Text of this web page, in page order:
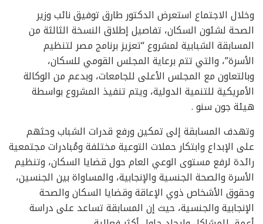
وخلال الاجتماع استعرض الدكتور طارق توفيق نائب وزير
الصحة لشئون السكان، تفاصيل إطلاق النسخة الثالثة من
المسابقة الشبابية لمشروع “تعزيز برنامج مصر لتنظيم
الأسرة”، والتي تتم برعاية المجلس القومي للسكان،
وبالتعاون مع المجلس الأعلى للجامعات، وبدعم من الوكالة
الأمريكية للتنمية الدولية، ويتم تنفيذ المشروع بواسطة
هيئة جون سنو .
وتهدف المسابقة إلى تمكين ورفع قدرات الشباب وحثهم
على الإبداع وابتكار حملات التوعية مختلفة ومُبادرات مجتمعية
رائدة لرفع مستوى الوعي العام حول قضايا السكان، وتنظيم
الأسرة والصحة الجنسية والإنجابية، والمساواة بين الجنسين،
وحقوق الأشخاص ذوي الإعاقة وقضايا السكان والصحة
الإنجابية والجنسية، حيث إن المسابقة تساعد على دراسة